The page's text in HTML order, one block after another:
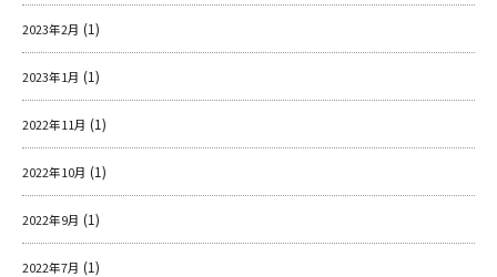
2023年2月 (1)
2023年1月 (1)
2022年11月 (1)
2022年10月 (1)
2022年9月 (1)
2022年7月 (1)